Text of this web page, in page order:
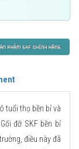
tuổi thọ bền bỉ và
đỡ SKF bền bỉ
điều này đã